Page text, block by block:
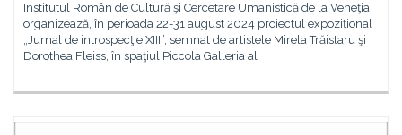
Institutul Român de Cultură şi Cercetare Umanistică de la Veneţia
organizează, în perioada 22-31 august 2024 proiectul expozițional
„Jurnal de introspecţie XIII”, semnat de artistele Mirela Trăistaru şi
Dorothea Fleiss, în spaţiul Piccola Galleria al